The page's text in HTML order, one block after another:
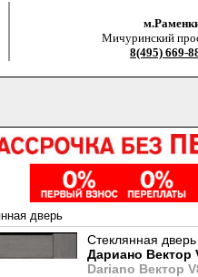
Мичуринский
8(495) 669-
дверь
Стеклянная дверь
Дариано Вектор
Dariano Вектор